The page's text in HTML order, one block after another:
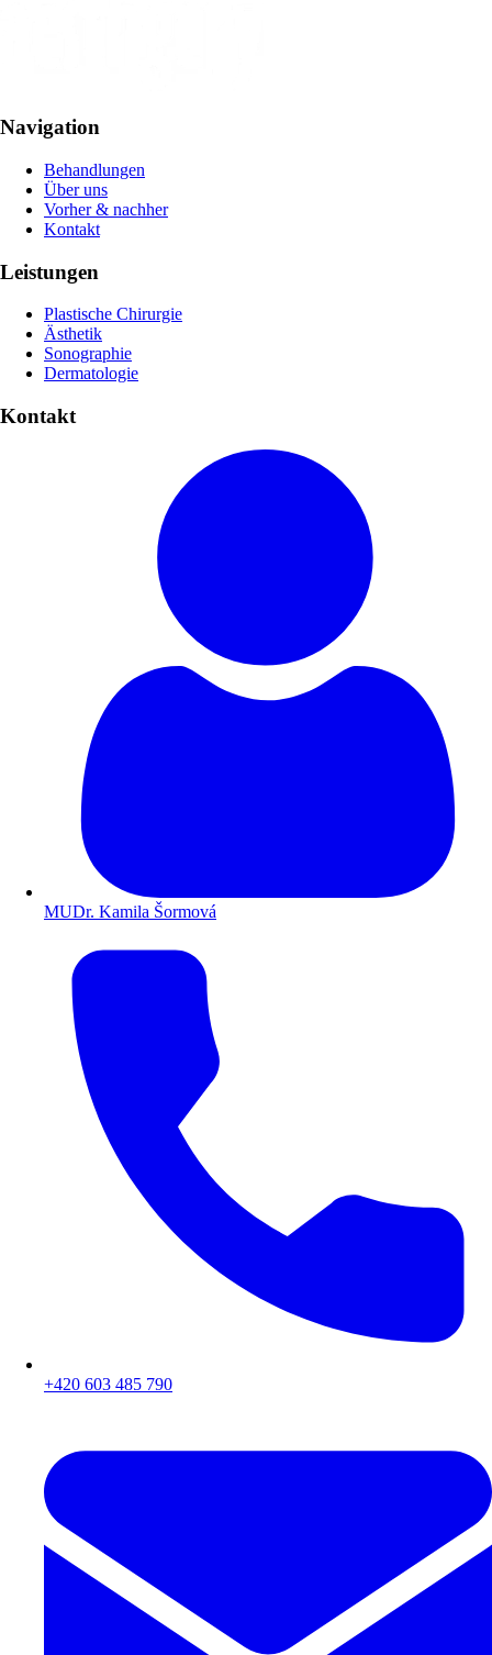
Navigation
Behandlungen
Über uns
Vorher & nachher
Kontakt
Leistungen
Plastische Chirurgie
Ästhetik
Sonographie
Dermatologie
Kontakt
MUDr. Kamila Šormová
+420 603 485 790